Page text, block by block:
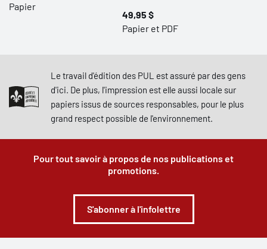
Papier
49,95 $
Papier et PDF
Le travail d'édition des PUL est assuré par des gens
d'ici. De plus, l'impression est elle aussi locale sur
papiers issus de sources responsables, pour le plus
grand respect possible de l'environnement.
Pour tout savoir à propos de nos publications et
promotions.
S'abonner à l'infolettre